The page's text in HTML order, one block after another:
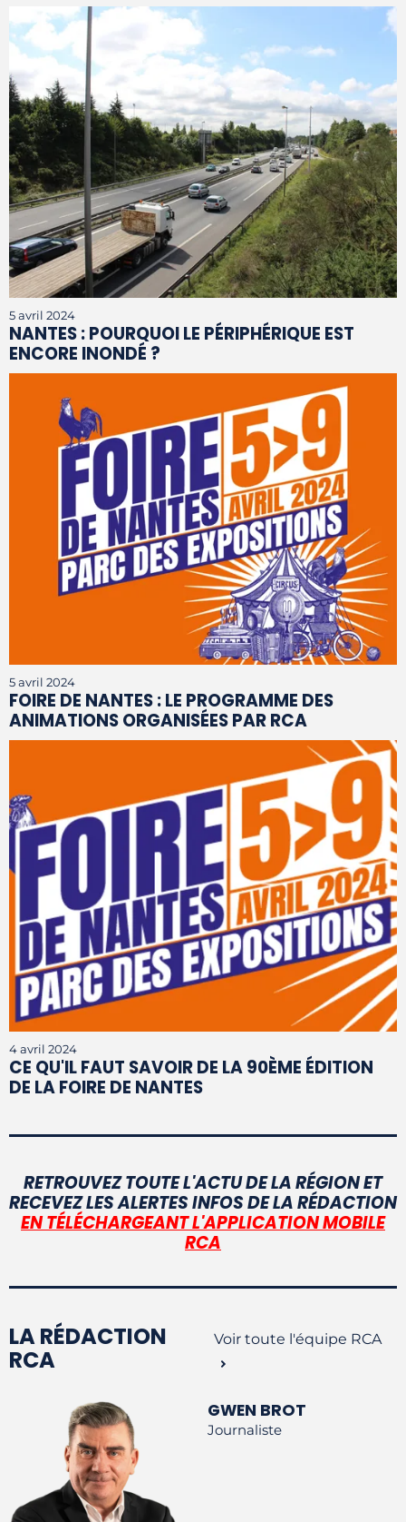
5 avril 2024
NANTES : POURQUOI LE PÉRIPHÉRIQUE EST
ENCORE INONDÉ ?
5 avril 2024
FOIRE DE NANTES : LE PROGRAMME DES
ANIMATIONS ORGANISÉES PAR RCA
4 avril 2024
CE QU'IL FAUT SAVOIR DE LA 90ÈME ÉDITION
DE LA FOIRE DE NANTES
RETROUVEZ TOUTE L'ACTU DE LA RÉGION ET
RECEVEZ LES ALERTES INFOS DE LA RÉDACTION
EN TÉLÉCHARGEANT L'APPLICATION MOBILE
RCA
LA RÉDACTION
RCA
Voir toute l'équipe RCA
GWEN BROT
Journaliste